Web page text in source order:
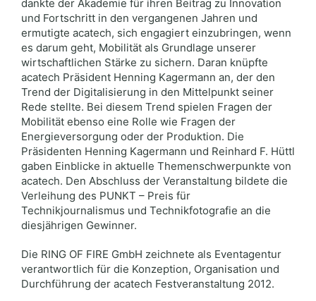
dankte der Akademie für ihren Beitrag zu Innovation
und Fortschritt in den vergangenen Jahren und
ermutigte acatech, sich engagiert einzubringen, wenn
es darum geht, Mobilität als Grundlage unserer
wirtschaftlichen Stärke zu sichern. Daran knüpfte
acatech Präsident Henning Kagermann an, der den
Trend der Digitalisierung in den Mittelpunkt seiner
Rede stellte. Bei diesem Trend spielen Fragen der
Mobilität ebenso eine Rolle wie Fragen der
Energieversorgung oder der Produktion. Die
Präsidenten Henning Kagermann und Reinhard F. Hüttl
gaben Einblicke in aktuelle Themenschwerpunkte von
acatech. Den Abschluss der Veranstaltung bildete die
Verleihung des PUNKT – Preis für
Technikjournalismus und Technikfotografie an die
diesjährigen Gewinner.
Die RING OF FIRE GmbH zeichnete als Eventagentur
verantwortlich für die Konzeption, Organisation und
Durchführung der acatech Festveranstaltung 2012.